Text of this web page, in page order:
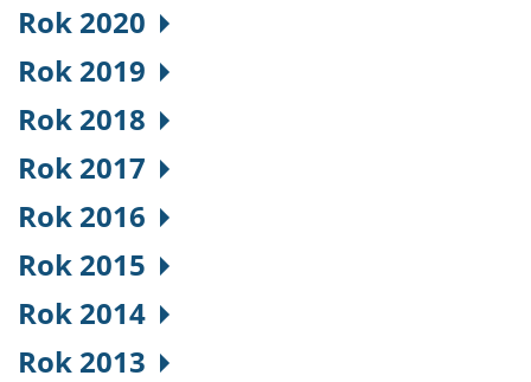
Rok 2020
Rok 2019
Rok 2018
Rok 2017
Rok 2016
Rok 2015
Rok 2014
Rok 2013